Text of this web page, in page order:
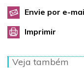
Envie por e-
Imprimir
Veja também